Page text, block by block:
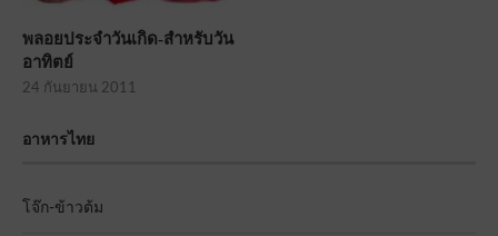
พลอยประจำวันเกิด-สำหรับวัน
อาทิตย์
24 กันยายน 2011
อาหารไทย
โจ๊ก-ข้าวต้ม